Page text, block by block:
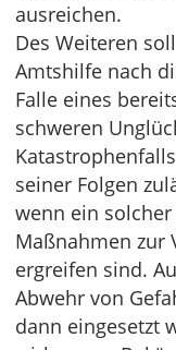
ausreichen.
Des Weiteren
Amtshilfe nach
Falle eines
schweren
seiner Folgen
wenn ein
Maßnahmen zur
ergreifen sind.
Abwehr von
dann eingesetzt